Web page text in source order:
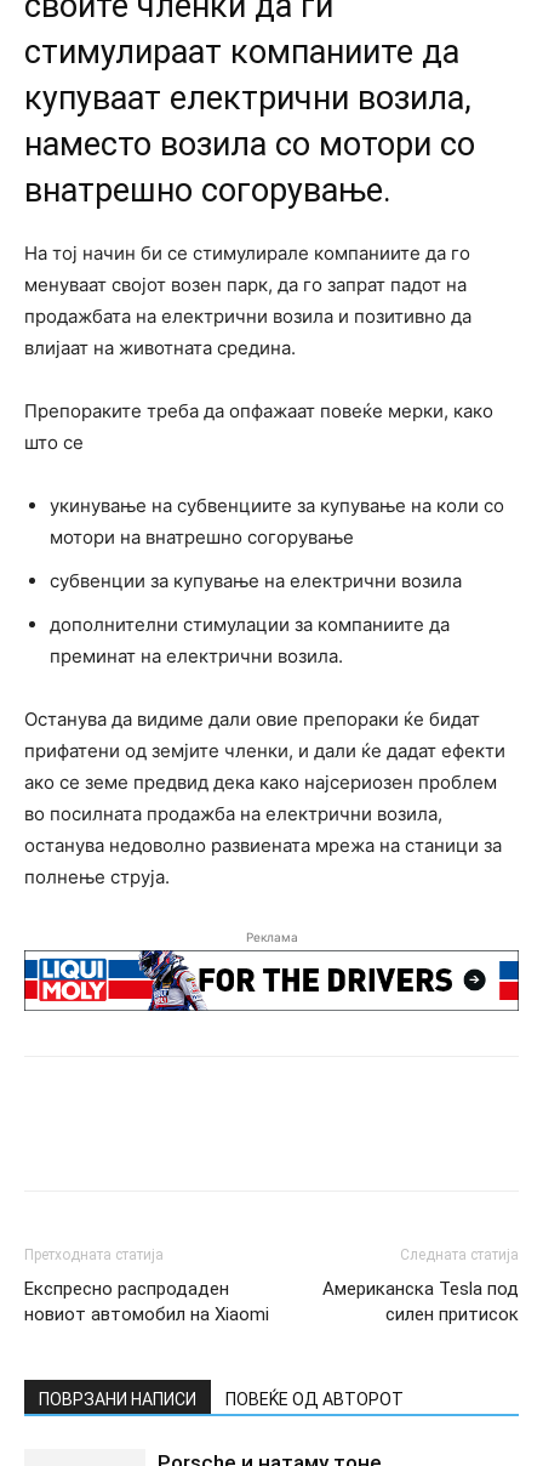
стимулираат компаниите да
купуваат електрични возила,
наместо возила со мотори со
внатрешно согорување.
На тој начин би се стимулирале компаниите да го
менуваат својот возен парк, да го запрат падот на
продажбата на електрични возила и позитивно да
влијаат на животната средина.
Препораките треба да опфажаат повеќе мерки, како
што се
укинување на субвенциите за купување на коли со
мотори на внатрешно согорување
субвенции за купување на електрични возила
дополнителни стимулации за компаниите да
преминат на електрични возила.
Останува да видиме дали овие препораки ќе бидат
прифатени од земјите членки, и дали ќе дадат ефекти
ако се земе предвид дека како најсериозен проблем
во посилната продажба на електрични возила,
останува недоволно развиената мрежа на станици за
полнење струја.
Реклама
Претходната статија
Eкспресно распродаден
новиот автомобил на Xiaomi
Следната статија
Американска Tesla под
силен притисок
ПОВРЗАНИ НАПИСИ ПОВЕЌЕ ОД АВТОРОТ